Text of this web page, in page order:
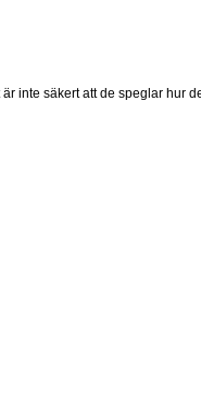
inte säkert att de speglar hur